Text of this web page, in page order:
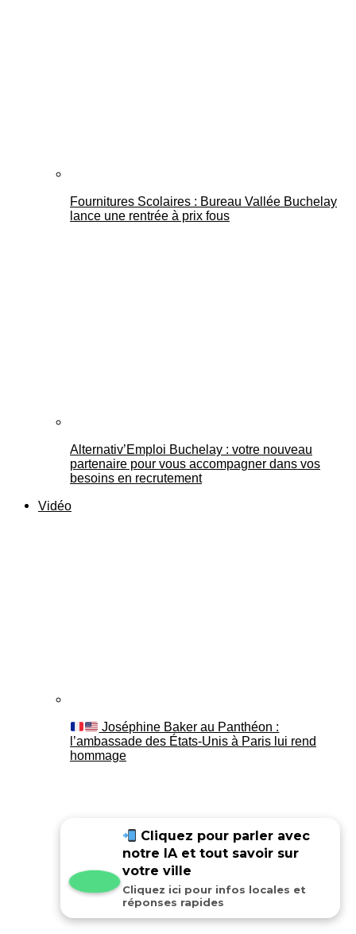
Fournitures Scolaires : Bureau Vallée Buchelay
lance une rentrée à prix fous
Alternativ’Emploi Buchelay : votre nouveau
partenaire pour vous accompagner dans vos
besoins en recrutement
Vidéo
Joséphine Baker au Panthéon :
l’ambassade des États-Unis à Paris lui rend
hommage
Cliquez pour parler avec
notre IA et tout savoir sur
votre ville
Cliquez ici pour infos locales et
réponses rapides